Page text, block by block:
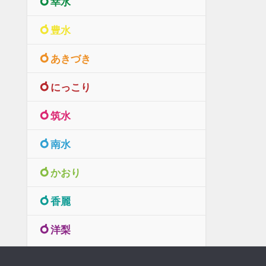
豊水
あきづき
にっこり
筑水
南水
かおり
香麗
洋梨